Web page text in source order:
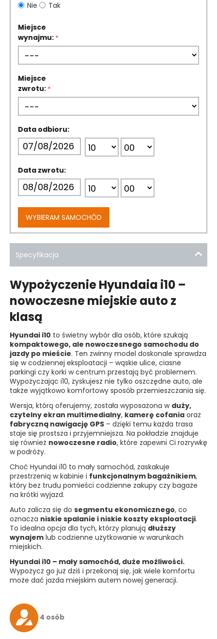
Nie
Tak
Miejsce
wynajmu:
Miejsce
zwrotu:
Data odbioru:
Data zwrotu:
WYBIERAM SAMOCHÓD
Specyfikacja
Wypożyczenie Hyundaia i10 –
nowoczesne miejskie auto z
klasą
Hyundai i10 to świetny wybór dla osób, które szukają
kompaktowego, ale nowoczesnego samochodu do
jazdy po mieście. Ten zwinny model doskonale sprawdza
się w codziennej eksploatacji – wąskie ulice, ciasne
parkingi czy korki w centrum przestają być problemem.
Wypożyczając i10, zyskujesz nie tylko oszczędne auto, ale
także wyjątkowo komfortowy sposób przemieszczania się.
Wersja, którą oferujemy, została wyposażona w duży,
czytelny ekran multimedialny, kamerę cofania oraz
fabryczną nawigację GPS – dzięki temu każda trasa
staje się prostsza i przyjemniejsza. Na pokładzie znajduje
się również nowoczesne radio, które zapewni Ci rozrywkę
w podróży.
Choć Hyundai i10 to mały samochód, zaskakuje
przestrzenią w kabinie i funkcjonalnym bagażnikiem,
który bez trudu pomieści codzienne zakupy czy bagaże
na krótki wyjazd.
Auto zalicza się do segmentu ekonomicznego, co
oznacza niskie spalanie i niskie koszty eksploatacji.
To idealna opcja dla tych, którzy planują dłuższy
wynajem lub codzienne użytkowanie w warunkach
miejskich.
Hyundai i10 – mały samochód, duże możliwości.
Wypożycz go już dziś i przekonaj się, jak wiele komfortu
może dać jazda miejskim autem nowej generacji.
4 osób